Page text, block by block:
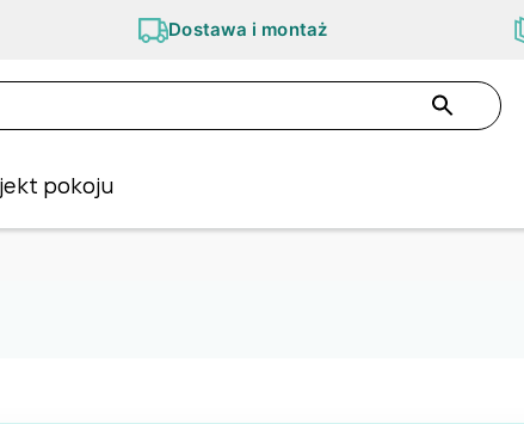
Dostawa i montaż
pokoju
SZUKAJ